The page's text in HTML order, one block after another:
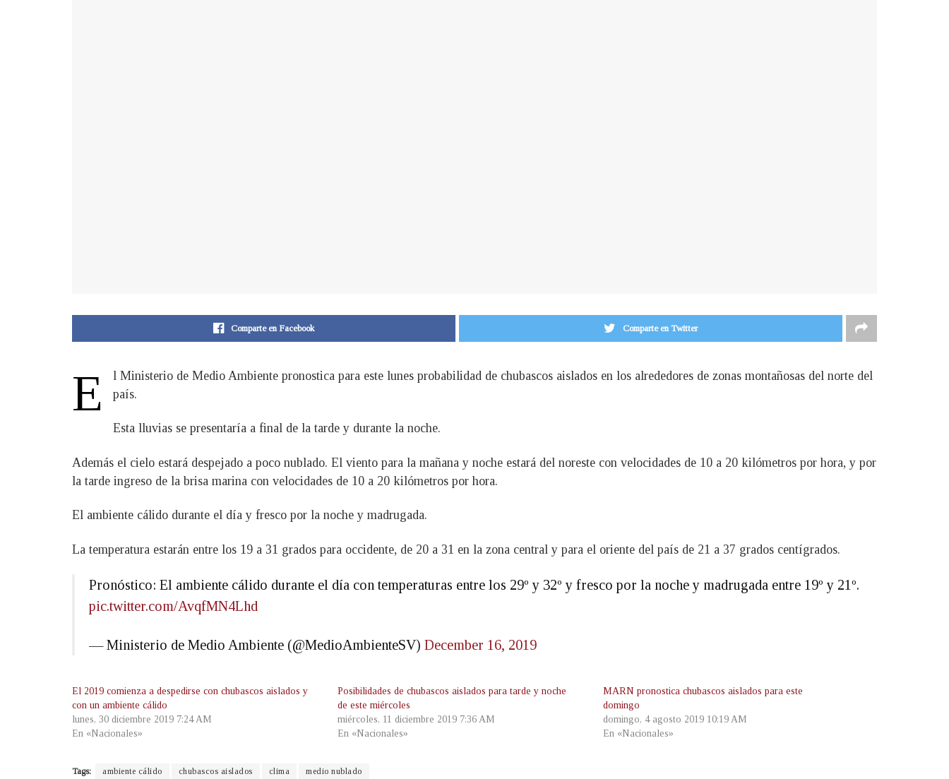
Comparte en Facebook Comparte en Twitter
E
l Ministerio de Medio Ambiente pronostica para este lunes probabilidad de chubascos aislados en los alrededores de zonas montañosas del norte del
país.
Esta lluvias se presentaría a final de la tarde y durante la noche.
Además el cielo estará despejado a poco nublado. El viento para la mañana y noche estará del noreste con velocidades de 10 a 20 kilómetros por hora, y por
la tarde ingreso de la brisa marina con velocidades de 10 a 20 kilómetros por hora.
El ambiente cálido durante el día y fresco por la noche y madrugada.
La temperatura estarán entre los 19 a 31 grados para occidente, de 20 a 31 en la zona central y para el oriente del país de 21 a 37 grados centígrados.
Pronóstico: El ambiente cálido durante el día con temperaturas entre los 29º y 32º y fresco por la noche y madrugada entre 19º y 21º.
pic.twitter.com/AvqfMN4Lhd
— Ministerio de Medio Ambiente (@MedioAmbienteSV) December 16, 2019
El 2019 comienza a despedirse con chubascos aislados y
con un ambiente cálido
lunes, 30 diciembre 2019 7:24 AM
En «Nacionales»
Posibilidades de chubascos aislados para tarde y noche
de este miércoles
miércoles, 11 diciembre 2019 7:36 AM
En «Nacionales»
MARN pronostica chubascos aislados para este
domingo
domingo, 4 agosto 2019 10:19 AM
En «Nacionales»
Tags: ambiente cálido chubascos aislados clima medio nublado